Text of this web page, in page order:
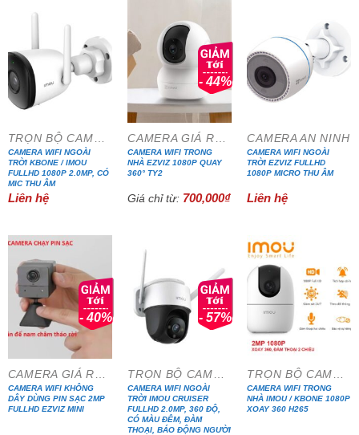
TRỌN BỘ CAMERA IP WIFI
CAMERA WIFI NGOÀI
TRỜI KBONE / IMOU
FULLHD 1080P 2.0MP, CÓ
MIC THU ÂM
Liên hệ
- 44%
CAMERA GIÁ RẺ ĐẶC BIỆT
CAMERA WIFI TRONG
NHÀ EZVIZ 1080P QUAY
360° TY2
Giá chỉ từ: 700,000₫
CAMERA AN NINH
CAMERA WIFI NGOÀI
TRỜI EZVIZ FULLHD
1080P MICRO THU ÂM
Liên hệ
- 40%
CAMERA GIÁ RẺ ĐẶC BIỆT
CAMERA WIFI KHÔNG
DÂY DÙNG PIN SẠC 2MP
FULLHD EZVIZ MINI
- 57%
TRỌN BỘ CAMERA IP WIFI
CAMERA WIFI NGOÀI
TRỜI IMOU CRUISER
FULLHD 2.0MP, 360 ĐỘ,
CÓ MÀU ĐÊM, ĐÀM
THOẠI, BÁO ĐỘNG NGƯỜI
TRỌN BỘ CAMERA IP WIFI
CAMERA WIFI TRONG
NHÀ IMOU / KBONE 1080P
XOAY 360 H265